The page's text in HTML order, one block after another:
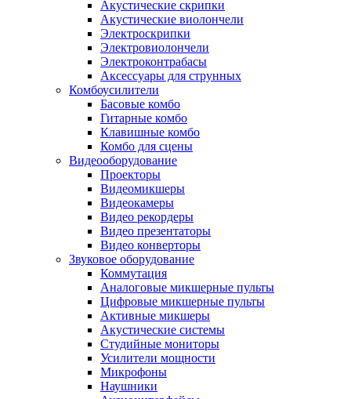
Акустические скрипки
Акустические виолончели
Электроскрипки
Электровиолончели
Электроконтрабасы
Аксессуары для струнных
Комбоусилители
Басовые комбо
Гитарные комбо
Клавишные комбо
Комбо для сцены
Видеооборудование
Проекторы
Видеомикшеры
Видеокамеры
Видео рекордеры
Видео презентаторы
Видео конверторы
Звуковое оборудование
Коммутация
Аналоговые микшерные пульты
Цифровые микшерные пульты
Активные микшеры
Акустические системы
Студийные мониторы
Усилители мощности
Микрофоны
Наушники